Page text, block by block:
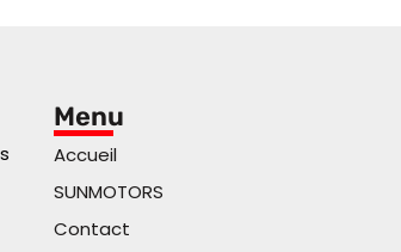
Menu
Accueil
SUNMOTORS
Contact